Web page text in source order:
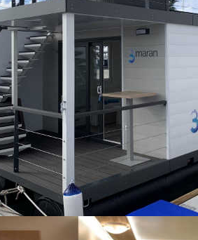
(Novigrad) 20
hiš.
projekta je na
nekaj hišic.
VERUDA(Pula)
voljole še 3